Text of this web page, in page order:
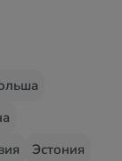
Эстония